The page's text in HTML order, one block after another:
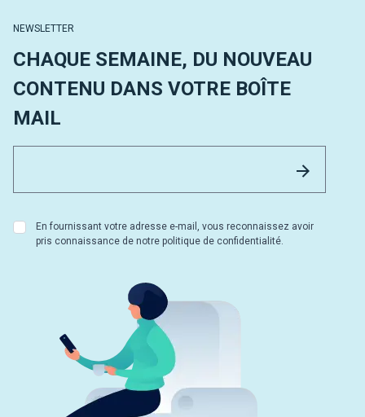
NEWSLETTER
CHAQUE SEMAINE, DU NOUVEAU
CONTENU DANS VOTRE BOÎTE
MAIL
En fournissant votre adresse e-mail, vous reconnaissez avoir
pris connaissance de notre politique de confidentialité.